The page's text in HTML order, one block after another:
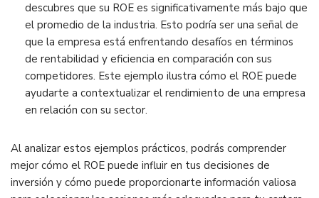
descubres que su ROE es significativamente más bajo que
el promedio de la industria. Esto podría ser una señal de
que la empresa está enfrentando desafíos en términos
de rentabilidad y eficiencia en comparación con sus
competidores. Este ejemplo ilustra cómo el ROE puede
ayudarte a contextualizar el rendimiento de una empresa
en relación con su sector.
Al analizar estos ejemplos prácticos, podrás comprender
mejor cómo el ROE puede influir en tus decisiones de
inversión y cómo puede proporcionarte información valiosa